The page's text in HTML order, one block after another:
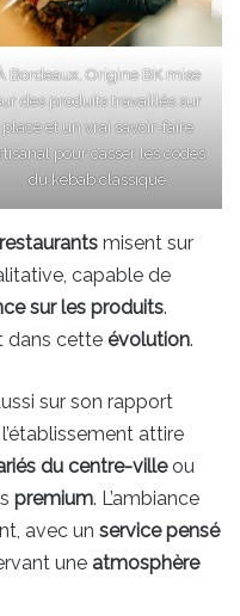
Bordeaux, Origine BK mise
des produits travaillés sur
place et un vrai savoir-faire
pour casser les codes
du kebab classique
restaurants misent sur
capable de
sur les produits.
dans cette évolution.
sur son rapport
l’établissement attire
du centre-villeou
premium. L’ambiance
avec un service pensé
une atmosphère